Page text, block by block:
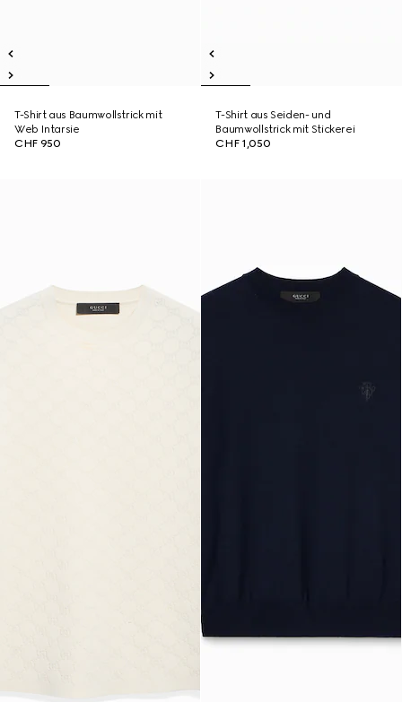
T-Shirt aus Baumwollstrick mit
Web Intarsie
CHF 950
T-Shirt aus Seiden- und
Baumwollstrick mit Stickerei
CHF 1,050